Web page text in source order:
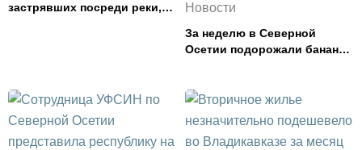
застрявших посреди реки,
Новости
За неделю в Северной
Осетии подорожали бананы
картофель